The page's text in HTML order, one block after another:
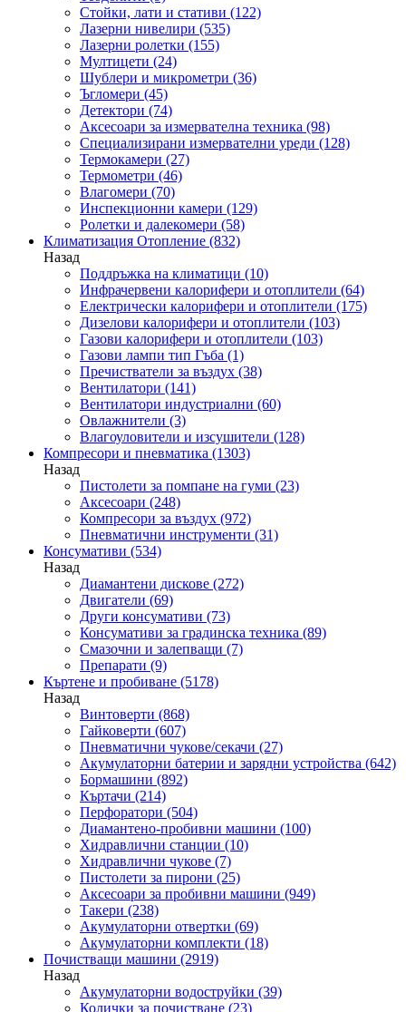
Стойки, лати и стативи (122)
Лазерни нивелири (535)
Лазерни ролетки (155)
Мултицети (24)
Шублери и микрометри (36)
Ъгломери (45)
Детектори (74)
Аксесоари за измервателна техника (98)
Специализирани измервателни уреди (128)
Термокамери (27)
Термометри (46)
Влагомери (70)
Инспекционни камери (129)
Ролетки и далекомери (58)
Климатизация Отопление (832)
Назад
Поддръжка на климатици (10)
Инфрачервени калорифери и отоплители (64)
Електрически калорифери и отоплители (175)
Дизелови калорифери и отоплители (103)
Газови калорифери и отоплители (103)
Газови лампи тип Гъба (1)
Пречистватели за въздух (38)
Вентилатори (141)
Вентилатори индустриални (60)
Овлажнители (3)
Влагоуловители и изсушители (128)
Компресори и пневматика (1303)
Назад
Пистолети за помпане на гуми (23)
Аксесоари (248)
Компресори за въздух (972)
Пневматични инструменти (31)
Консумативи (534)
Назад
Диамантени дискове (272)
Двигатели (69)
Други консумативи (73)
Консумативи за градинска техника (89)
Смазочни и залепващи (7)
Препарати (9)
Къртене и пробиване (5178)
Назад
Винтоверти (868)
Гайковерти (607)
Пневматични чукове/секачи (27)
Акумулаторни батерии и зарядни устройства (642)
Бормашини (892)
Къртачи (214)
Перфоратори (504)
Диамантено-пробивни машини (100)
Хидравлични станции (10)
Хидравлични чукове (7)
Пистолети за пирони (25)
Аксесоари за пробивни машини (949)
Такери (238)
Акумулаторни отвертки (69)
Акумулаторни комплекти (18)
Почистващи машини (2919)
Назад
Акумулаторни водоструйки (39)
Колички за почистване (23)